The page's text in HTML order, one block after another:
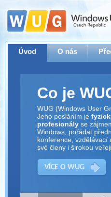
Úvod O nás
Co je
WUG (Windows User
Jeho posláním je
profesionály se
Windows, pořádat
konference, vzdělávací
své členy i širokou
VÍCE O WUG